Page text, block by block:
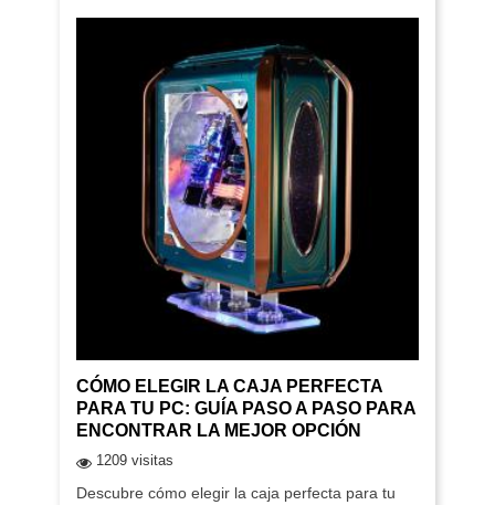
CÓMO ELEGIR LA CAJA PERFECTA
PARA TU PC: GUÍA PASO A PASO PARA
ENCONTRAR LA MEJOR OPCIÓN
1209 visitas
Descubre cómo elegir la caja perfecta para tu